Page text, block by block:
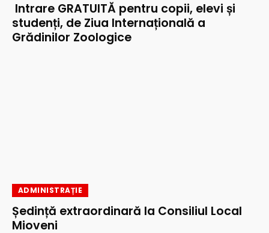
Intrare GRATUITĂ pentru copii, elevi și
studenți, de Ziua Internațională a
Grădinilor Zoologice
ADMINISTRAȚIE
Ședință extraordinară la Consiliul Local
Mioveni